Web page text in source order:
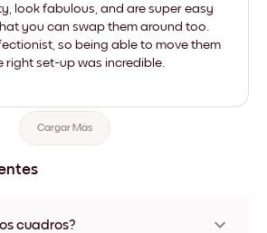
look fabulous, and are super easy
you can swap them around too.
so being able to move them
right set-up was incredible.
Cargar Más
cuadros?